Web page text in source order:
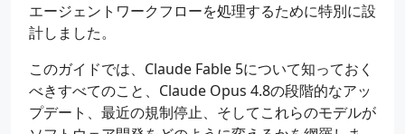
エージェントワークフローを処理するために特別に設
計しました。
このガイドでは、Claude Fable 5について知っておく
べきすべてのこと、Claude Opus 4.8の段階的なアッ
プデート、最近の規制停止、そしてこれらのモデルが